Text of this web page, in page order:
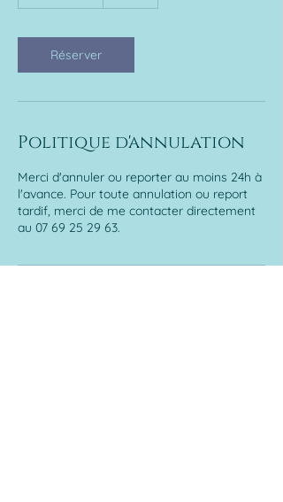
m
i
n
Réserver
Politique d'annulation
Merci d'annuler ou reporter au moins 24h à
l'avance. Pour toute annulation ou report
tardif, merci de me contacter directement
au 07 69 25 29 63.